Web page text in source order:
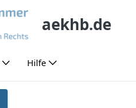
aekhb.de
Hilfe